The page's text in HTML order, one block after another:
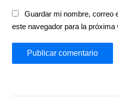
Guardar mi nombre, correo
este navegador para la